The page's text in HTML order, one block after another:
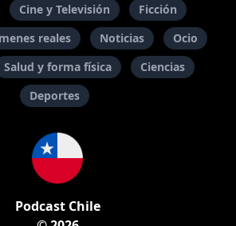
Cine y Televisión
Ficción
reales Noticias
Ocio
Salud y forma física
Ciencias
Deportes
Podcast Chile